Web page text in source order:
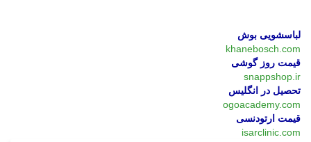
لباسشویی بوش
khanebosch.com
قیمت روز گوشی
snappshop.ir
تحصیل در انگلیس
ogoacademy.com
قیمت ارتودنسی
isarclinic.com